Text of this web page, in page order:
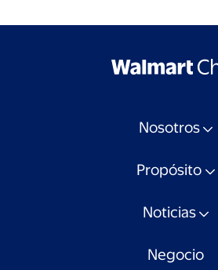
Nosotros
Propósito
Noticias
Negocio